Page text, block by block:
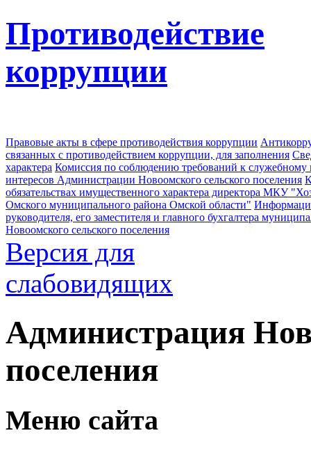
Противодействие
коррупции
Правовые акты в сфере противодействия коррупции
связанных с противодействием коррупции, для заполнения
характера Комиссия по соблюдению требований к
интересов Администрации Новоомского сельского поселения
обязательствах имущественного характера директора МКУ
Омского муниципального района Омской области"
руководителя, его заместителя и главного бухгалтера
Новоомского сельского поселения
Версия для
слабовидящих
Администрация
поселения
Меню сайта